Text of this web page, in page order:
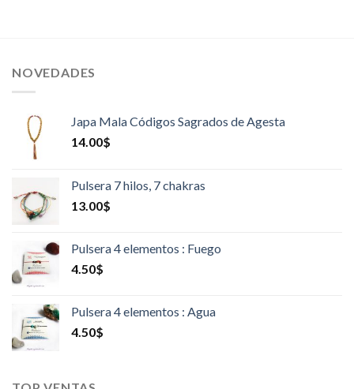
NOVEDADES
Japa Mala Códigos Sagrados de Agesta
14.00$
Pulsera 7 hilos, 7 chakras
13.00$
Pulsera 4 elementos : Fuego
4.50$
Pulsera 4 elementos : Agua
4.50$